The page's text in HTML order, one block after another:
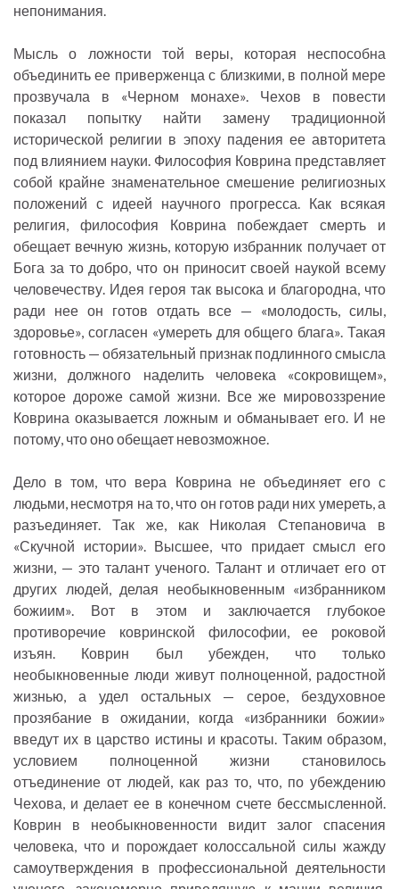
непонимания.
Мысль о ложности той веры, которая неспособна
объединить ее приверженца с близкими, в полной мере
прозвучала в «Черном монахе». Чехов в повести
показал попытку найти замену традиционной
исторической религии в эпоху падения ее авторитета
под влиянием науки. Философия Коврина представляет
собой крайне знаменательное смешение религиозных
положений с идеей научного прогресса. Как всякая
религия, философия Коврина побеждает смерть и
обещает вечную жизнь, которую избранник получает от
Бога за то добро, что он приносит своей наукой всему
человечеству. Идея героя так высока и благородна, что
ради нее он готов отдать все — «молодость, силы,
здоровье», согласен «умереть для общего блага». Такая
готовность — обязательный признак подлинного смысла
жизни, должного наделить человека «сокровищем»,
которое дороже самой жизни. Все же мировоззрение
Коврина оказывается ложным и обманывает его. И не
потому, что оно обещает невозможное.
Дело в том, что вера Коврина не объединяет его с
людьми, несмотря на то, что он готов ради них умереть, а
разъединяет. Так же, как Николая Степановича в
«Скучной истории». Высшее, что придает смысл его
жизни, — это талант ученого. Талант и отличает его от
других людей, делая необыкновенным «избранником
божиим». Вот в этом и заключается глубокое
противоречие ковринской философии, ее роковой
изъян. Коврин был убежден, что только
необыкновенные люди живут полноценной, радостной
жизнью, а удел остальных — серое, бездуховное
прозябание в ожидании, когда «избранники божии»
введут их в царство истины и красоты. Таким образом,
условием полноценной жизни становилось
отъединение от людей, как раз то, что, по убеждению
Чехова, и делает ее в конечном счете бессмысленной.
Коврин в необыкновенности видит залог спасения
человека, что и порождает колоссальной силы жажду
самоутверждения в профессиональной деятельности